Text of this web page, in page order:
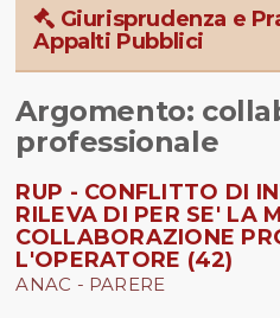
Giurisprudenza e
Appalti Pubblici
Argomento:
professionale
RUP - CONFLITTO DI
RILEVA DI PER SE' LA
COLLABORAZIONE
L'OPERATORE (42)
ANAC - PARERE